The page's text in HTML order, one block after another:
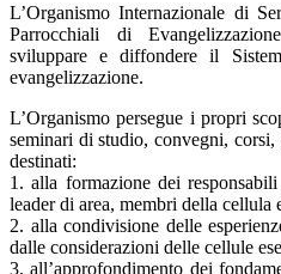
L’Organismo Internazionale di
Parrocchiali di
sviluppare e diffondere il
evangelizzazione.
L’Organismo persegue i propri
seminari di studio, convegni,
destinati:
1. alla formazione dei
leader di area, membri della cellula
2. alla condivisione delle
dalle considerazioni delle cellule
3. all’approfondimento dei